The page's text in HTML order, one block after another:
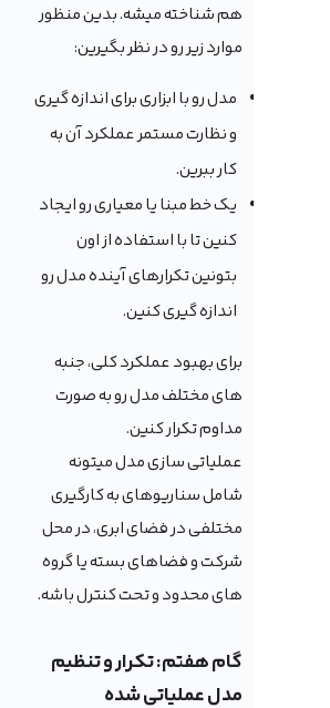
هم شناخته میشه. بدین منظور
موارد زیر رو در نظر بگیرین:
مدل رو با ابزاری برای اندازه گیری
و نظارت مستمر عملکرد آن به
کار ببرین. ‌
یک خط مبنا یا معیاری رو ایجاد
کنین تا با استفاده از اون
بتونین تکرارهای آینده مدل رو
اندازه گیری کنین.
برای بهبود عملکرد کلی، جنبه
های مختلف مدل رو به صورت
مداوم تکرار کنین.
عملیاتی سازی مدل میتونه
شامل سناریوهای به کارگیری
مختلفی در فضای ابری، در محل
شرکت و فضاهای بسته یا گروه
های محدود و تحت کنترل باشه.
گام هفتم: تکرار و تنظیم
مدل عملیاتی شده